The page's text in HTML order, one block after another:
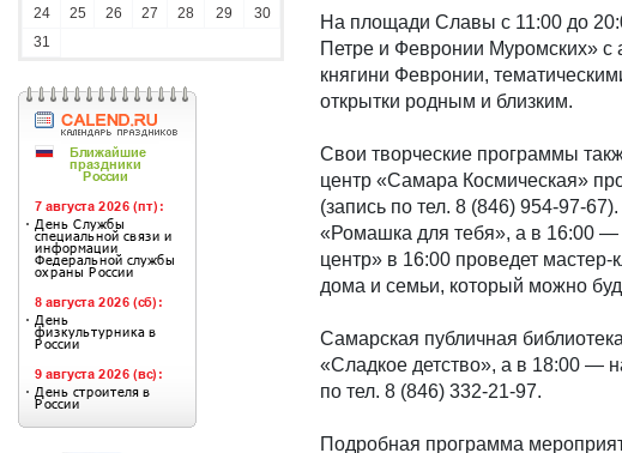
24
25 26 27 28 29
30
31
На площади Славы с 11:00 до
Петре и Февронии Муромских» с
княгини Февронии,
открытки родным и близким.
Свои творческие программы
центр «Самара Космическая»
(запись по тел. 8 (846) 954-97-
«Ромашка для тебя», а в 16:00 —
центр» в 16:00 проведет
дома и семьи, который можно
Самарская публичная
«Сладкое детство», а в 18:00 —
по тел. 8 (846) 332-21-97.
Подробная программа